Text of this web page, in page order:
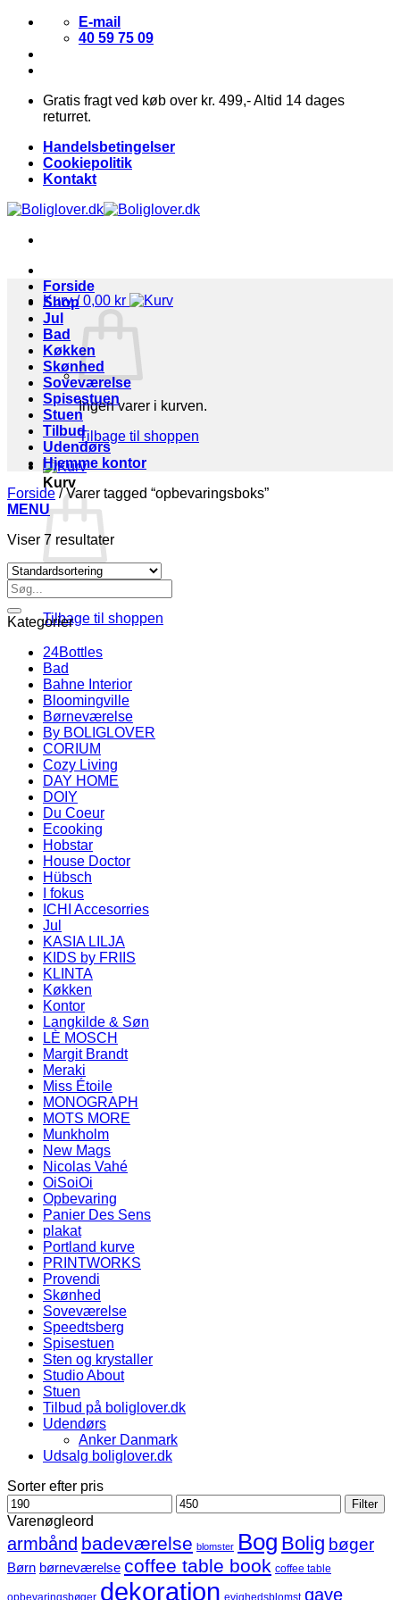
Fortsæt
indhold
E-mail
40 59 75 09
Gratis fragt ved køb over kr. 499,- Altid 14 dages
returret.
Handelsbetingelser
Cookiepolitik
Kontakt
Kurv /0,00 kr
Ingen varer i kurven.
Tilbage til shoppen
Kurv
Tilbage til shoppen
Forside
Shop
Jul
Bad
Køkken
Skønhed
Soveværelse
Spisestuen
Stuen
Tilbud
Udendørs
Hjemme kontor
Forside /Varer tagged “opbevaringsboks”
MENU
Viser 7 resultater
Søg
efter:
Kategorier
24Bottles
Bad
Bahne Interior
Bloomingville
Børneværelse
By BOLIGLOVER
CORIUM
Cozy Living
DAY HOME
DOIY
Du Coeur
Ecooking
Hobstar
House Doctor
Hübsch
I fokus
ICHI Accesorries
Jul
KASIA LILJA
KIDS by FRIIS
KLINTA
Køkken
Kontor
Langkilde & Søn
LÈ MOSCH
Margit Brandt
Meraki
Miss Étoile
MONOGRAPH
MOTS MORE
Munkholm
New Mags
Nicolas Vahé
OiSoiOi
Opbevaring
Panier Des Sens
plakat
Portland kurve
PRINTWORKS
Provendi
Skønhed
Soveværelse
Speedtsberg
Spisestuen
Sten og krystaller
Studio About
Stuen
Tilbud på boliglover.dk
Udendørs
Anker Danmark
Udsalg boliglover.dk
Sorter efter pris
Mindste
pris
Højeste
pris
Filter
Varenøgleord
armbånd badeværelse blomster Bog Bolig bøger
Børn børneværelse coffee table book coffee table
opbevaringsbøger dekoration evighedsblomst gave